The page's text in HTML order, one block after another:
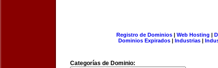
Registro de Dominios| Web Hosting |
Dominios Expirados | Industrias |
Categorías de Dominio: